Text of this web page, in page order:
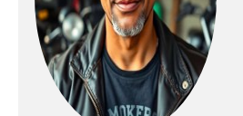
par
sur le